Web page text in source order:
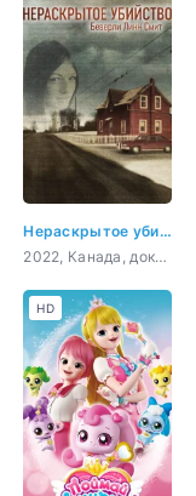
Нераскрытое убийство Беверли Линн Смит
2022, Канада, документальный, криминал, детектив
HD